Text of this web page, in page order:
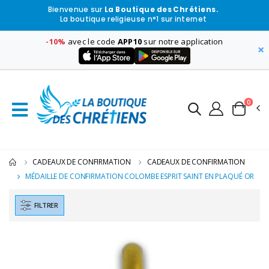
Bienvenue sur La Boutique des Chrétiens.
La boutique religieuse n°1 sur internet
-10% avec le code APP10 sur notre application
×
0
CADEAUX DE CONFIRMATION
CADEAUX DE CONFIRMATION
MÉDAILLE DE CONFIRMATION COLOMBE ESPRIT SAINT EN PLAQUÉ OR
FILTRER